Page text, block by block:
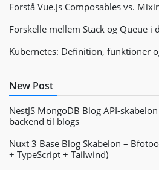
Forstå Vue.js Composables vs.
Forskelle mellem Stack og Queue i
Kubernetes: Definition, funktioner
New Post
NestJS MongoDB Blog API-
backend til blogs
Nuxt 3 Base Blog Skabelon –
+ TypeScript + Tailwind)